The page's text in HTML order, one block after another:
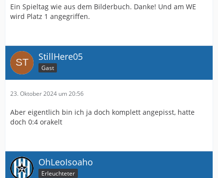
Ein Spieltag wie aus dem Bilderbuch. Danke! Und am WE
wird Platz 1 angegriffen.
StillHere05
Gast
23. Oktober 2024 um 20:56
Aber eigentlich bin ich ja doch komplett angepisst, hatte
doch 0:4 orakelt
OhLeoIsoaho
Erleuchteter